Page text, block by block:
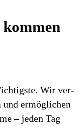
Wir ver­
ermög­lichen
– jeden Tag